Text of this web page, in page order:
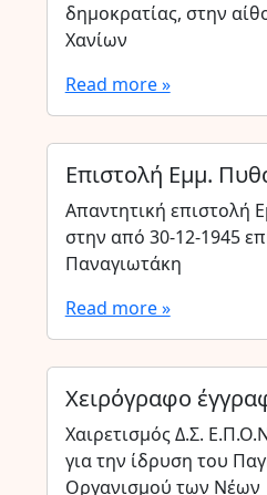
δημοκρατίας, στην
Χανίων
Read more »
Επιστολή Εμμ.
Απαντητική επιστολή
στην από 30-12-1945
Παναγιωτάκη
Read more »
Χειρόγραφο
Χαιρετισμός Δ.Σ.
για την ίδρυση του
Οργανισμού των Νέων